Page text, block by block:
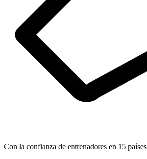
Con la confianza de entrenadores en 15 países